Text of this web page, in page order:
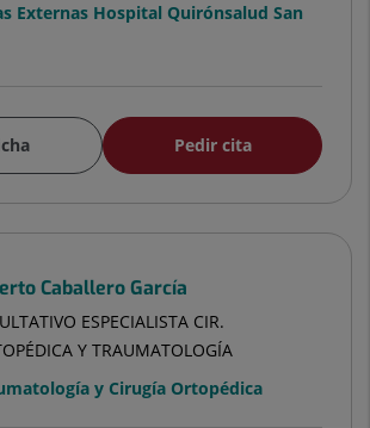
Externas Hospital Quirónsalud San
Pedir cita
Caballero García
ESPECIALISTA CIR.
Y TRAUMATOLOGÍA
y Cirugía Ortopédica